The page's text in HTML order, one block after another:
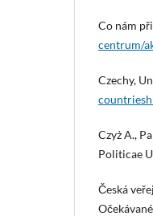
Co nám
centrum/
Czechy,
Czyż A.,
Politicae
Česká